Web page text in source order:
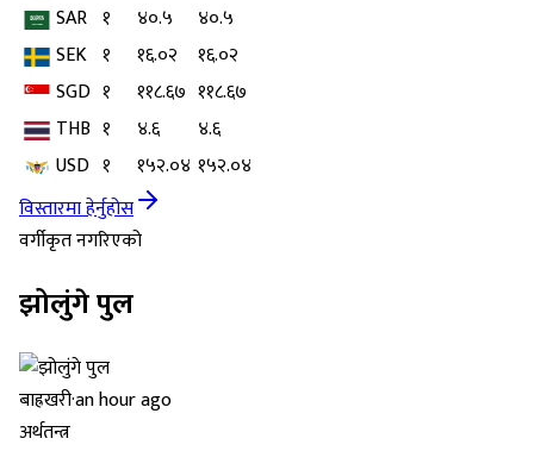
SAR १ ४०.५
४०.५
SEK १ १६.०२
१६.०२
SGD १ ११८.६७ ११८.६७
THB १ ४.६
४.६
USD १ १५२.०४ १५२.०४
विस्तारमा हेर्नुहोस
वर्गीकृत नगरिएको
झोलुंगे पुल
बाह्रखरी·an hour ago
अर्थतन्त्र